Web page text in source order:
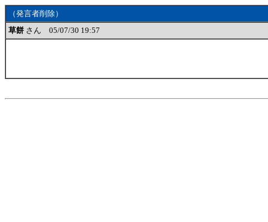
（発言者削除）
草餅 さん 05/07/30 19:57